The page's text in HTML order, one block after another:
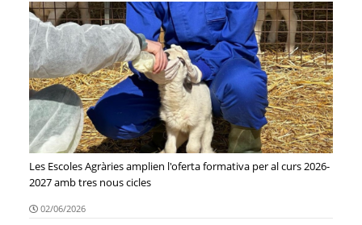
Les Escoles Agràries amplien l'oferta formativa per al curs 2026-
2027 amb tres nous cicles
02/06/2026